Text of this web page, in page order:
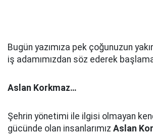
Bugün yazımıza pek çoğunuzun
iş adamımızdan söz ederek
Aslan Korkmaz…
Şehrin yönetimi ile ilgisi olmayan
gücünde olan insanlarımız Aslan